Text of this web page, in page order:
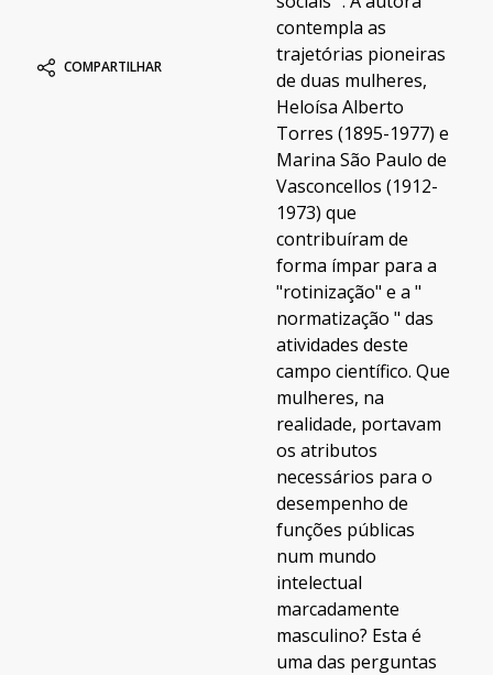
COMPARTILHAR
contempla as
trajetórias pioneiras
de duas mulheres,
Heloísa Alberto
Torres (1895-1977) e
Marina São Paulo de
Vasconcellos (1912-
1973) que
contribuíram de
forma ímpar para a
"rotinização" e a "
normatização " das
atividades deste
campo científico. Que
mulheres, na
realidade, portavam
os atributos
necessários para o
desempenho de
funções públicas
num mundo
intelectual
marcadamente
masculino? Esta é
uma das perguntas